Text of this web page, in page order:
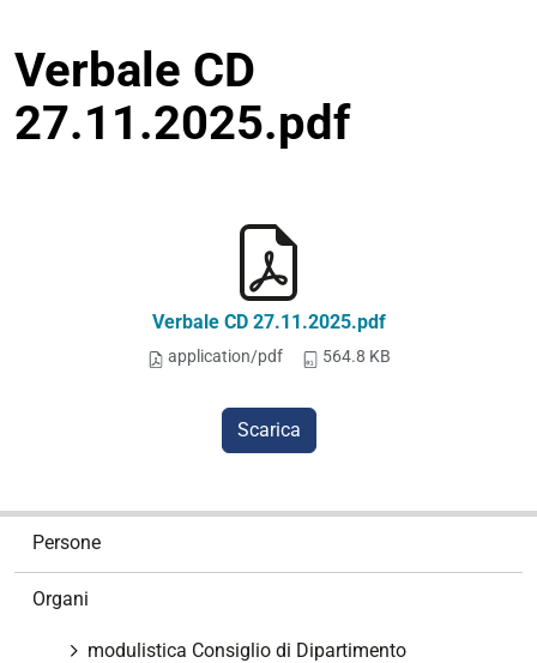
Verbale CD
27.11.2025.pdf
Verbale CD 27.11.2025.pdf
application/pdf 564.8 KB
Scarica
Persone
Organi
modulistica Consiglio di Dipartimento